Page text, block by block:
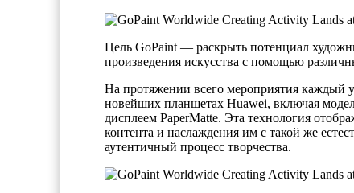
Цель GoPaint — раскрыть потенциал
произведения искусства с помощью
На протяжении всего мероприятия каждый
новейших планшетах Huawei, включая
дисплеем PaperMatte. Эта технология
контента и наслаждения им с такой же
аутентичный процесс творчества.